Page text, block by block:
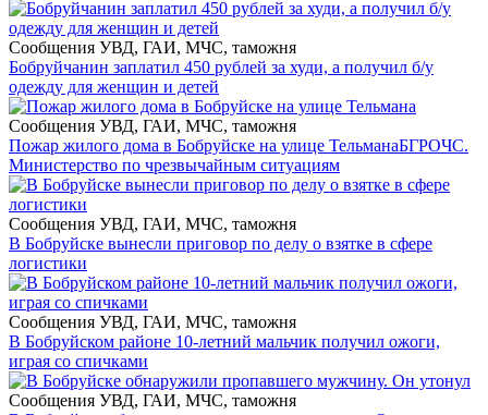
Сообщения УВД, ГАИ, МЧС, таможня
Бобруйчанин заплатил 450 рублей за худи, а получил б/у
одежду для женщин и детей
Сообщения УВД, ГАИ, МЧС, таможня
Пожар жилого дома в Бобруйске на улице ТельманаБГРОЧС.
Министерство по чрезвычайным ситуациям
Сообщения УВД, ГАИ, МЧС, таможня
В Бобруйске вынесли приговор по делу о взятке в сфере
логистики
Сообщения УВД, ГАИ, МЧС, таможня
В Бобруйском районе 10-летний мальчик получил ожоги,
играя со спичками
Сообщения УВД, ГАИ, МЧС, таможня